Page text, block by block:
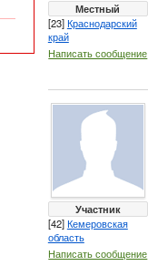
Местный
[23]Краснодарский
край
Написать сообщение
Участник
[42]Кемеровская
область
Написать сообщение